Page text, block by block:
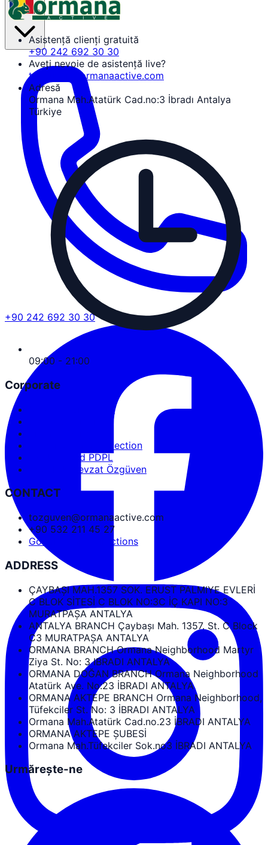
ro
+90 242 692 30 30
Asistență clienți gratuită
+90 242 692 30 30
Aveți nevoie de asistență live?
tozguven@ormanaactive.com
Adresă
Ormana Mah.Atatürk Cad.no:3 İbradı Antalya
Türkiye
09:00 - 21:00
Corporate
Personal Data Protection
Cookies and PDPL
Abdullah Nevzat Özgüven
CONTACT
tozguven@ormanaactive.com
+90 532 211 45 27
Google Maps Directions
ADDRESS
ÇAYBAŞI MAH.1357 SOK. ERUST PALMIYE EVLERİ
C BLOK SİTESİ C BLOK NO:3C İÇ KAPI NO:3
MURATPAŞA ANTALYA
ANTALYA BRANCH Çaybaşı Mah. 1357. St. C Block
C3 MURATPAŞA ANTALYA
ORMANA BRANCH Ormana Neighborhood Martyr
Ziya St. No: 3 IBRADI ANTALYA
ORMANA DOĞAN BRANCH Ormana Neighborhood
Atatürk Ave. No:23 İBRADI ANTALYA
ORMANA AKTEPE BRANCH Ormana Neighborhood,
Tüfekciler St. No: 3 İBRADI ANTALYA
Ormana Mah.Atatürk Cad.no.23 İBRADI ANTALYA
ORMANA AKTEPE ŞUBESİ
Ormana Mah.Tüfekciler Sok.no3 İBRADI ANTALYA
Urmărește-ne